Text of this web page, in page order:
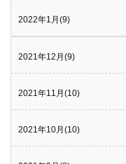
2022年1月(9)
2021年12月(9)
2021年11月(10)
2021年10月(10)